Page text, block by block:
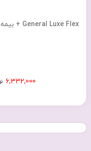
General Luxe Flex + بیمه
6,332,000